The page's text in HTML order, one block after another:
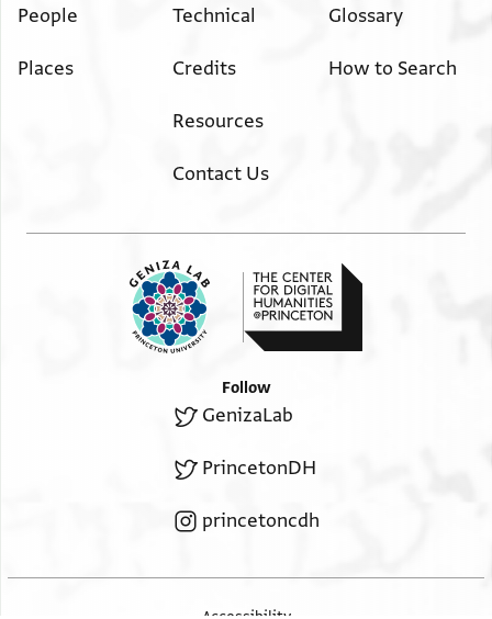
People
Places
Technical
Credits
Resources
Contact Us
Glossary
How to Search
Follow
GenizaLab
PrincetonDH
princetoncdh